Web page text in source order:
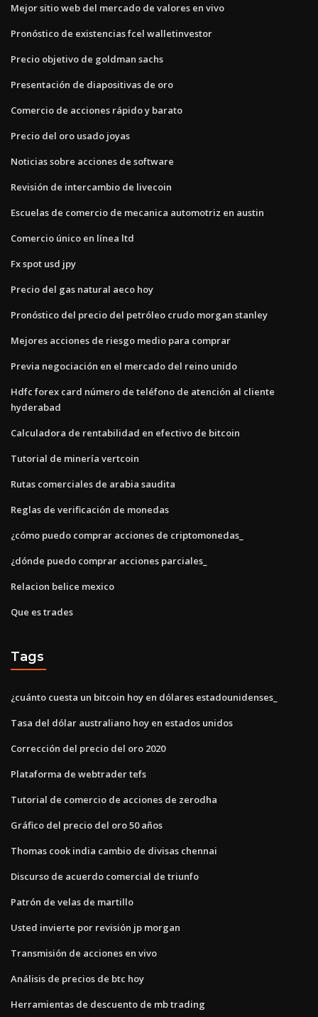
Mejor sitio web del mercado de valores en vivo
Pronóstico de existencias fcel walletinvestor
Precio objetivo de goldman sachs
Presentación de diapositivas de oro
Comercio de acciones rápido y barato
Precio del oro usado joyas
Noticias sobre acciones de software
Revisión de intercambio de livecoin
Escuelas de comercio de mecanica automotriz en austin
Comercio único en línea ltd
Fx spot usd jpy
Precio del gas natural aeco hoy
Pronóstico del precio del petróleo crudo morgan stanley
Mejores acciones de riesgo medio para comprar
Previa negociación en el mercado del reino unido
Hdfc forex card número de teléfono de atención al cliente
hyderabad
Calculadora de rentabilidad en efectivo de bitcoin
Tutorial de minería vertcoin
Rutas comerciales de arabia saudita
Reglas de verificación de monedas
¿cómo puedo comprar acciones de criptomonedas_
¿dónde puedo comprar acciones parciales_
Relacion belice mexico
Que es trades
Tags
¿cuánto cuesta un bitcoin hoy en dólares estadounidenses_
Tasa del dólar australiano hoy en estados unidos
Corrección del precio del oro 2020
Plataforma de webtrader tefs
Tutorial de comercio de acciones de zerodha
Gráfico del precio del oro 50 años
Thomas cook india cambio de divisas chennai
Discurso de acuerdo comercial de triunfo
Patrón de velas de martillo
Usted invierte por revisión jp morgan
Transmisión de acciones en vivo
Análisis de precios de btc hoy
Herramientas de descuento de mb trading